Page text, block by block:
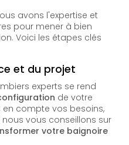
avons l'expertise et
pour mener à bien
Voici les étapes clés
et du projet
experts se rend
de votre
en compte vos besoins,
vous conseillons sur
votre baignoire